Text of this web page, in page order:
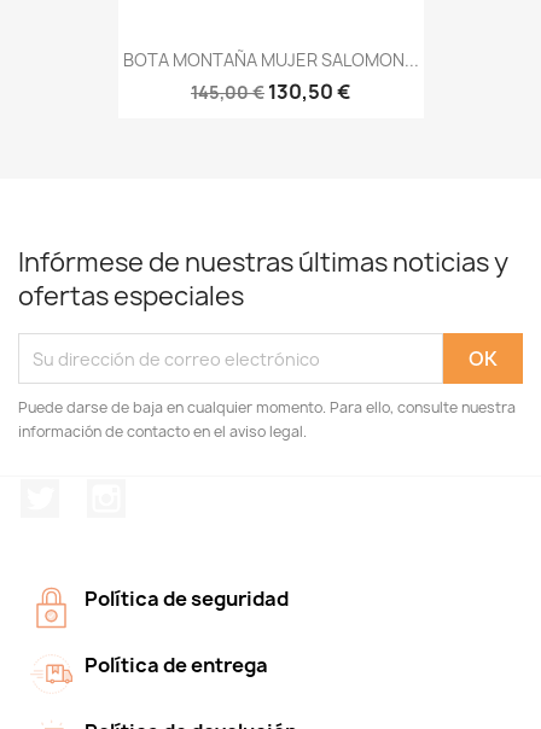
BOTA MONTAÑA MUJER SALOMON...
145,00 € 130,50 €
Infórmese de nuestras últimas noticias y
ofertas especiales
Puede darse de baja en cualquier momento. Para ello, consulte nuestra
información de contacto en el aviso legal.
Política de seguridad
Política de entrega